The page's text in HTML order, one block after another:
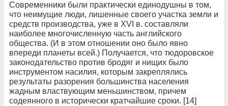
Современники были практически единодушны в том,
что неимущие люди, лишенные своего участка земли и
средств производства, уже в XVI в. составляли
наиболее многочисленную часть английского
общества. (И в этом отношении оно было явно
впереди планеты всей.) Получается, что тюдоровское
законодательство против бродяг и нищих было
инструментом насилия, которым закреплялись
результаты разорения большинства населения
жадным властвующим меньшинством, причем
содеянного в исторически кратчайшие сроки. [14]